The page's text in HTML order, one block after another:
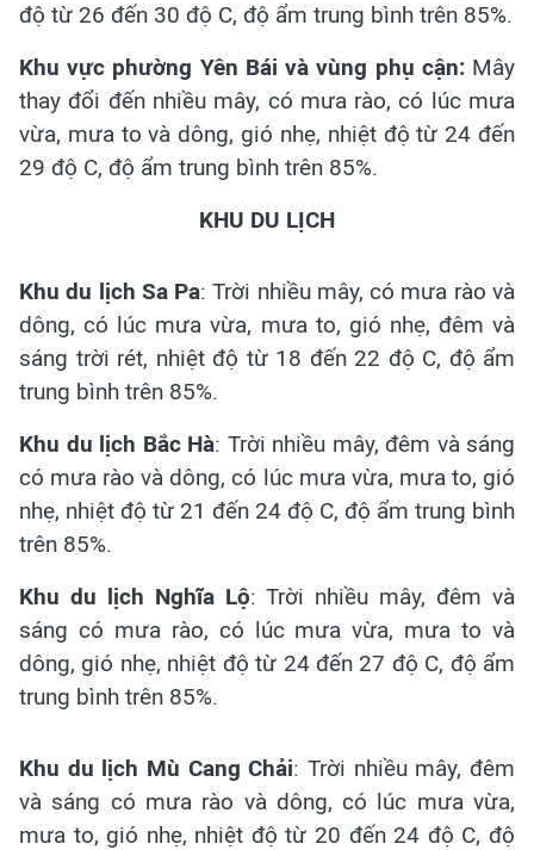
độ từ 26 đến 30 độ C, độ ẩm trung bình trên 85%.
Khu vực phường Yên Bái và vùng phụ cận: Mây
thay đổi đến nhiều mây, có mưa rào, có lúc mưa
vừa, mưa to và dông, gió nhẹ, nhiệt độ từ 24 đến
29 độ C, độ ẩm trung bình trên 85%.
KHU DU LỊCH
Khu du lịch Sa Pa: Trời nhiều mây, có mưa rào và
dông, có lúc mưa vừa, mưa to, gió nhẹ, đêm và
sáng trời rét, nhiệt độ từ 18 đến 22 độ C, độ ẩm
trung bình trên 85%.
Khu du lịch Bắc Hà: Trời nhiều mây, đêm và sáng
có mưa rào và dông, có lúc mưa vừa, mưa to, gió
nhẹ, nhiệt độ từ 21 đến 24 độ C, độ ẩm trung bình
trên 85%.
Khu du lịch Nghĩa Lộ: Trời nhiều mây, đêm và
sáng có mưa rào, có lúc mưa vừa, mưa to và
dông, gió nhẹ, nhiệt độ từ 24 đến 27 độ C, độ ẩm
trung bình trên 85%.
Khu du lịch Mù Cang Chải: Trời nhiều mây, đêm
và sáng có mưa rào và dông, có lúc mưa vừa,
mưa to, gió nhẹ, nhiệt độ từ 20 đến 24 độ C, độ